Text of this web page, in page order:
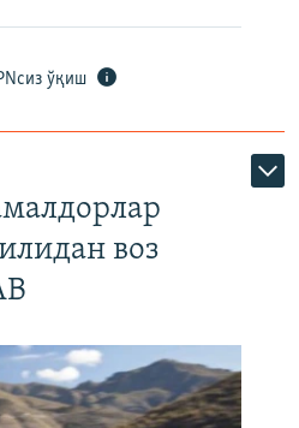
ўқиш
воз